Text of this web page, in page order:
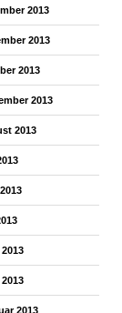
2013
2013
2013
2013
2013
2013